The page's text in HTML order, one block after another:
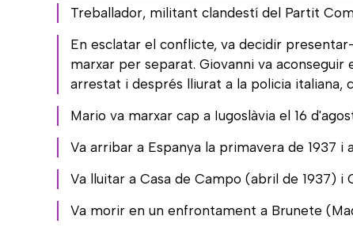
Treballador, militant clandestí del Partit
En esclatar el conflicte, va decidir
marxar per separat. Giovanni va
arrestat i després lliurat a la policia italiana,
Mario va marxar cap a Iugoslàvia el 16
Va arribar a Espanya la primavera de 1937
Va lluitar a Casa de Campo (abril de 1937) i
Va morir en un enfrontament a Brunete